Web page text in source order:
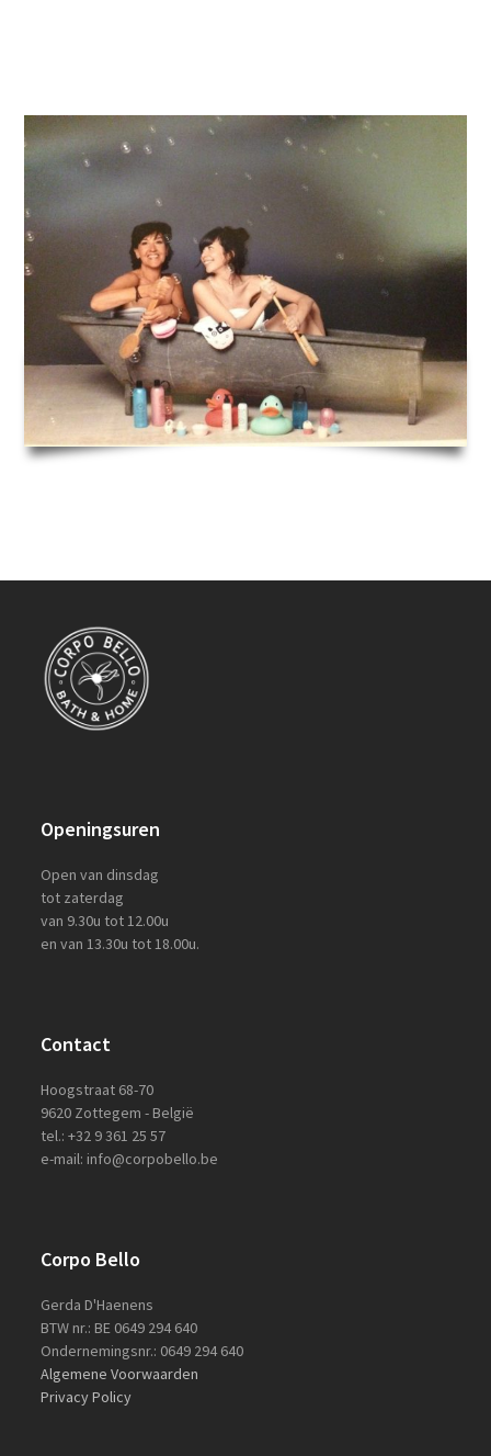
Openingsuren
Open van dinsdag
tot zaterdag
van 9.30u tot 12.00u
en van 13.30u tot 18.00u.
Contact
Hoogstraat 68-70
9620 Zottegem - België
tel.: +32 9 361 25 57
e-mail: info@corpobello.be
Corpo Bello
Gerda D'Haenens
BTW nr.: BE 0649 294 640
Ondernemingsnr.: 0649 294 640
Algemene Voorwaarden
Privacy Policy